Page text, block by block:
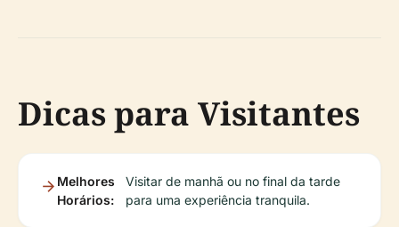
Dicas para Visitantes
Melhores
Horários:
Visitar de manhã ou no final da tarde
para uma experiência tranquila.